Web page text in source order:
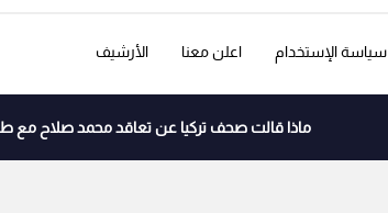
ماذا قالت صحف تركيا عن تعاقد محمد صلاح مع
سياسة الإستخدام اعلن معنا الأرشيف